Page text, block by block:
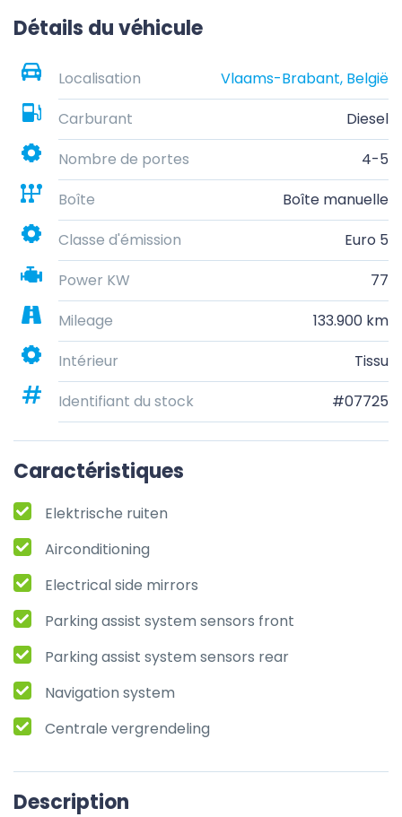
Détails du véhicule
Localisation
Vlaams-Brabant, België
Carburant
Diesel
Nombre de portes
4-5
Boîte
Boîte manuelle
Classe d'émission
Euro 5
Power KW
77
Mileage
133.900 km
Intérieur
Tissu
Identifiant du stock
#07725
Caractéristiques
Elektrische ruiten
Airconditioning
Electrical side mirrors
Parking assist system sensors front
Parking assist system sensors rear
Navigation system
Centrale vergrendeling
Description